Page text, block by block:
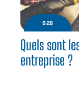
B2B
Quels sont
entreprise ?